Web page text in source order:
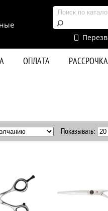
ОПЛАТА РАССРОЧКА
Показывать: